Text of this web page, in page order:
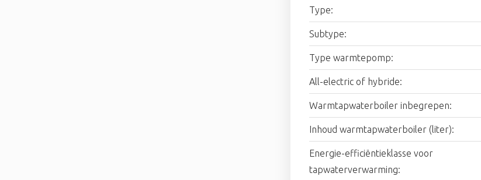
Type:
Subtype:
Type warmtepomp:
All-electric of hybride:
Warmtapwaterboiler inbegrepen:
Inhoud warmtapwaterboiler (liter):
Energie-efficiëntieklasse voor
tapwaterverwarming: